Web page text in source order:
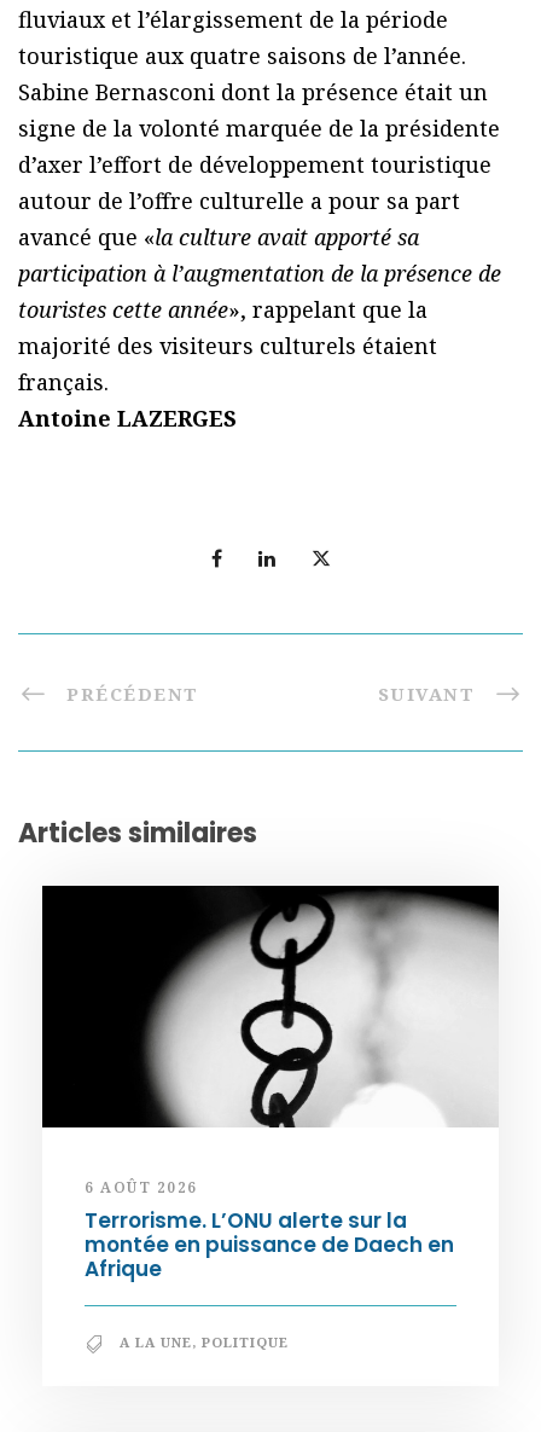
fluviaux et l’élargissement de la période
touristique aux quatre saisons de l’année.
Sabine Bernasconi dont la présence était un
signe de la volonté marquée de la présidente
d’axer l’effort de développement touristique
autour de l’offre culturelle a pour sa part
avancé que «la culture avait apporté sa
participation à l’augmentation de la présence de
touristes cette année», rappelant que la
majorité des visiteurs culturels étaient
français.
Antoine LAZERGES
PRÉCÉDENT SUIVANT
Articles similaires
6 AOÛT 2026
Terrorisme. L’ONU alerte sur la
montée en puissance de Daech en
Afrique
A LA UNE, POLITIQUE